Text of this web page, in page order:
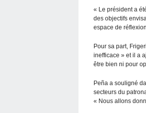
« Le président a
des objectifs
espace de
Pour sa part,
inefficace » et il a
être bien ni pour
Peña a souligné
secteurs du
« Nous allons